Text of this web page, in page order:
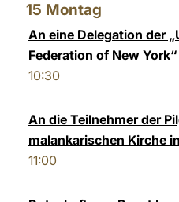
15 Montag
An eine Delegation der
Federation of New York“
10:30
An die Teilnehmer der
malankarischen Kirche
11:00